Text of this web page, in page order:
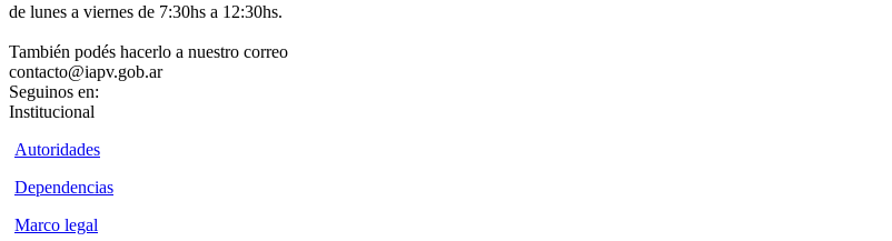
de lunes a viernes de 7:30hs a 12:30hs.
También podés hacerlo a nuestro correo
contacto@iapv.gob.ar
Seguinos en:
Institucional
Autoridades
Dependencias
Marco legal